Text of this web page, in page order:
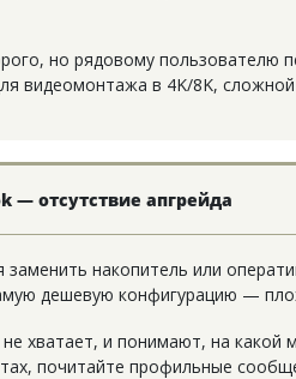
но рядовому пользователю
видеомонтажа в 4K/8K, сложной
— отсутствие апгрейда
накопитель или
дешевую конфигурацию —
хватает, и понимают, на какой
почитайте профильные